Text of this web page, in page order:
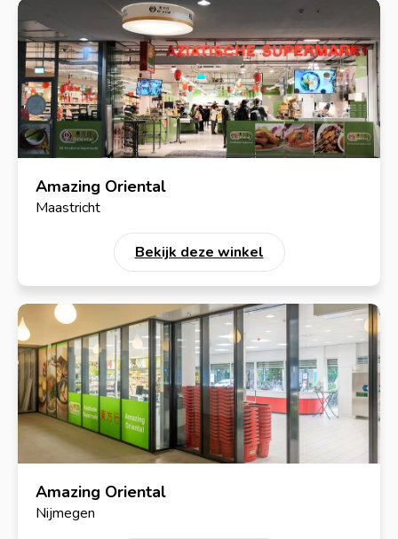
Amazing Oriental
Maastricht
Bekijk deze winkel
Amazing Oriental
Nijmegen